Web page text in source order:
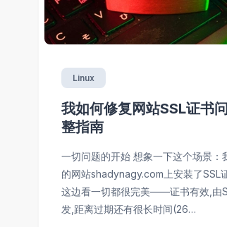
Linux
我如何修复网站SSL证书
整指南
一切问题的开始 想象一下这个场景：
的网站shadynagy.com上安装了SSL
这边看一切都很完美——证书有效,由
发,距离过期还有很长时间(26…